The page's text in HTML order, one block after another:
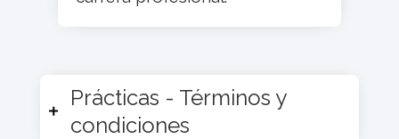
Prácticas - Términos y
condiciones